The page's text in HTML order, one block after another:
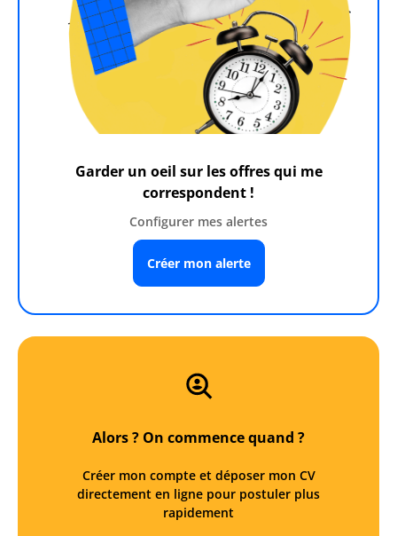
Garder un oeil sur les offres qui me
correspondent !
Configurer mes alertes
Créer mon alerte
Alors ? On commence quand ?
Créer mon compte et déposer mon CV
directement en ligne pour postuler plus
rapidement